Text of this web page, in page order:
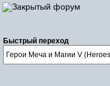
Быстрый переход